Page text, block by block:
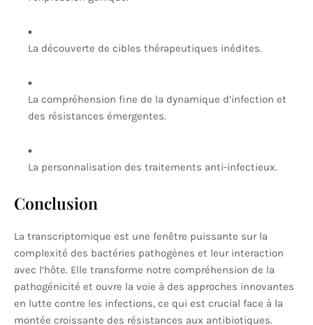
La découverte de cibles thérapeutiques inédites.
La compréhension fine de la dynamique d’infection et
des résistances émergentes.
La personnalisation des traitements anti-infectieux.
Conclusion
La transcriptomique est une fenêtre puissante sur la
complexité des bactéries pathogènes et leur interaction
avec l’hôte. Elle transforme notre compréhension de la
pathogénicité et ouvre la voie à des approches innovantes
en lutte contre les infections, ce qui est crucial face à la
montée croissante des résistances aux antibiotiques.